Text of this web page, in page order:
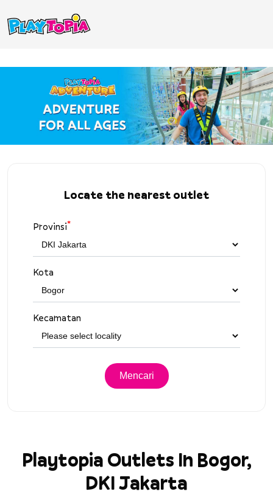
Locate the nearest outlet
Provinsi*
Kota
Kecamatan
Playtopia Outlets In Bogor,
DKI Jakarta